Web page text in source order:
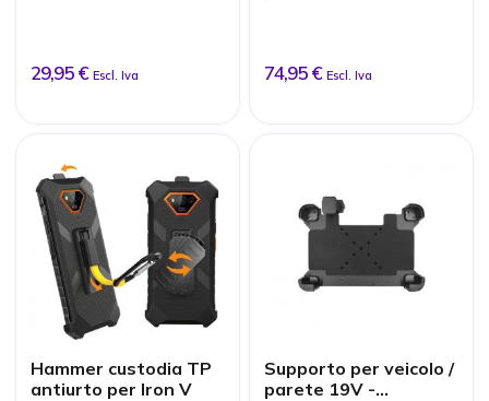
29,95 € Escl. Iva 74,95 € Escl. Iva
Hammer custodia TP
antiurto per Iron V
Supporto per veicolo /
parete 19V -